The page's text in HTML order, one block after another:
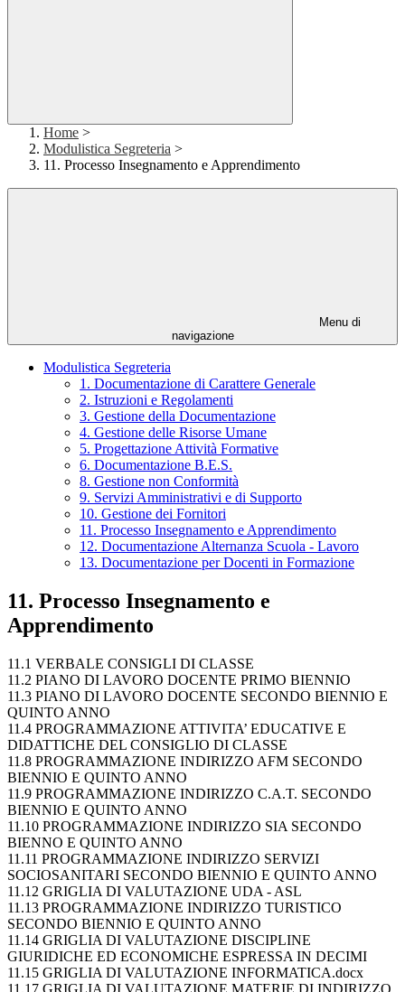
Home >
Modulistica Segreteria >
11. Processo Insegnamento e Apprendimento
Menu di
navigazione
Modulistica Segreteria
1. Documentazione di Carattere Generale
2. Istruzioni e Regolamenti
3. Gestione della Documentazione
4. Gestione delle Risorse Umane
5. Progettazione Attività Formative
6. Documentazione B.E.S.
8. Gestione non Conformità
9. Servizi Amministrativi e di Supporto
10. Gestione dei Fornitori
11. Processo Insegnamento e Apprendimento
12. Documentazione Alternanza Scuola - Lavoro
13. Documentazione per Docenti in Formazione
11. Processo Insegnamento e
Apprendimento
11.1 VERBALE CONSIGLI DI CLASSE
11.2 PIANO DI LAVORO DOCENTE PRIMO BIENNIO
11.3 PIANO DI LAVORO DOCENTE SECONDO BIENNIO E
QUINTO ANNO
11.4 PROGRAMMAZIONE ATTIVITA’ EDUCATIVE E
DIDATTICHE DEL CONSIGLIO DI CLASSE
11.8 PROGRAMMAZIONE INDIRIZZO AFM SECONDO
BIENNIO E QUINTO ANNO
11.9 PROGRAMMAZIONE INDIRIZZO C.A.T. SECONDO
BIENNIO E QUINTO ANNO
11.10 PROGRAMMAZIONE INDIRIZZO SIA SECONDO
BIENNO E QUINTO ANNO
11.11 PROGRAMMAZIONE INDIRIZZO SERVIZI
SOCIOSANITARI SECONDO BIENNIO E QUINTO ANNO
11.12 GRIGLIA DI VALUTAZIONE UDA - ASL
11.13 PROGRAMMAZIONE INDIRIZZO TURISTICO
SECONDO BIENNIO E QUINTO ANNO
11.14 GRIGLIA DI VALUTAZIONE DISCIPLINE
GIURIDICHE ED ECONOMICHE ESPRESSA IN DECIMI
11.15 GRIGLIA DI VALUTAZIONE INFORMATICA.docx